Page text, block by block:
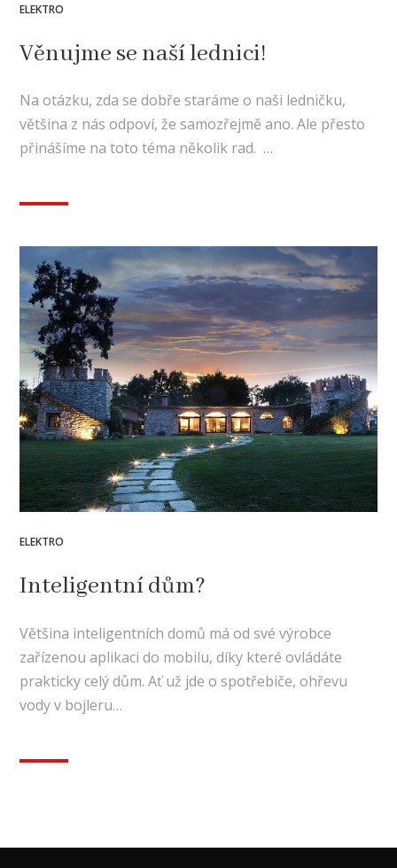
ELEKTRO
Věnujme se naší lednici!
Na otázku, zda se dobře staráme o naši ledničku,
většina z nás odpoví, že samozřejmě ano. Ale přesto
přinášíme na toto téma několik rad. …
ELEKTRO
Inteligentní dům?
Většina inteligentních domů má od své výrobce
zařízenou aplikaci do mobilu, díky které ovládáte
prakticky celý dům. Ať už jde o spotřebiče, ohřevu
vody v bojleru…